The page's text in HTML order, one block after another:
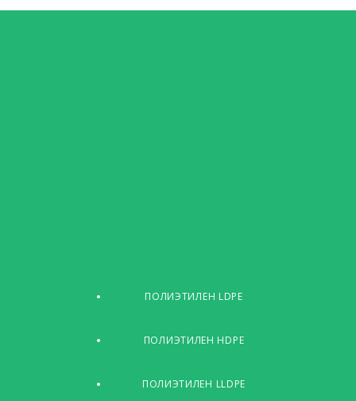
ПОЛИЭТИЛЕН LDPE
ПОЛИЭТИЛЕН HDPE
ПОЛИЭТИЛЕН LLDPE